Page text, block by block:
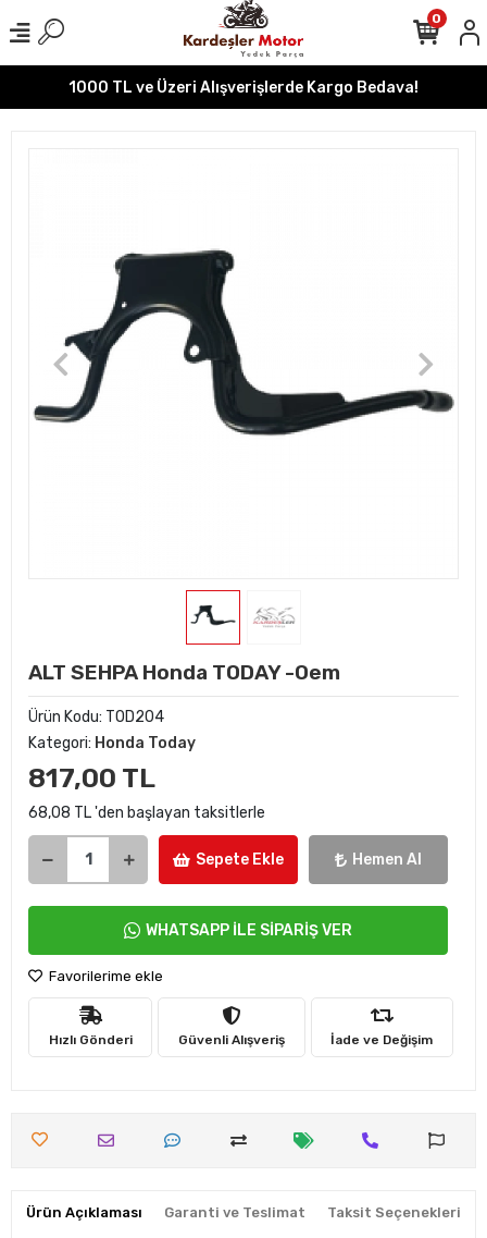
1000 TL ve Üzeri Alışverişlerde Kargo Bedava!
0
ALT SEHPA Honda TODAY -Oem
Ürün Kodu: TOD204
Kategori: Honda Today
817,00 TL
68,08 TL 'den başlayan taksitlerle
Sepete Ekle Hemen Al
WHATSAPP İLE SİPARİŞ VER
Favorilerime ekle
Hızlı Gönderi Güvenli Alışveriş İade ve Değişim
Ürün Açıklaması Garanti ve Teslimat Taksit Seçenekleri